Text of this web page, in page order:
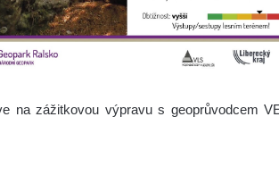
na zážitkovou výpravu s geoprůvodcem